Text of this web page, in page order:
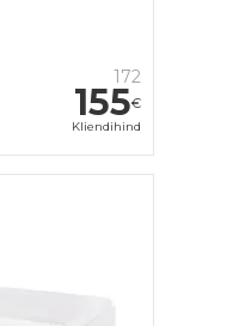
172
155€
Kliendihind